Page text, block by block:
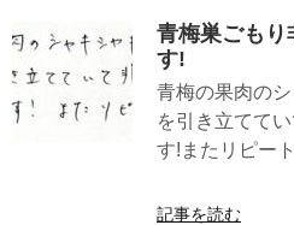
青梅巣ごもり
す!
青梅の果肉の
を引き立てて
す!またリピー
記事を読む